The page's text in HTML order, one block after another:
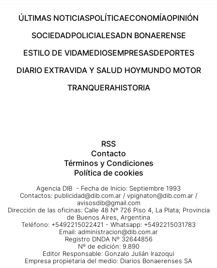
ÚLTIMAS NOTICIASPOLÍTICAECONOMÍAOPINIÓN
SOCIEDADPOLICIALESADN BONAERENSE
ESTILO DE VIDAMEDIOSEMPRESASDEPORTES
DIARIO EXTRAVIDA Y SALUD HOYMUNDO MOTOR
TRANQUERAHISTORIA
RSS
Contacto
Términos y Condiciones
Política de cookies
Agencia DIB - Fecha de Inicio: Septiembre 1993
Contactos: publicidad@dib.com.ar / vpignaton@dib.com.ar /
avisosdib@gmail.com
Dirección de las oficinas: Calle 48 Nº 726 Piso 4, La Plata; Provincia
de Buenos Aires, Argentina
Teléfono: +5492215022421 - Whatsapp: +5492215031783
Email: administracion@dib.com.ar
Registro DNDA Nº 32644856
Nº de edición: 9.890
Editor Responsable: Gonzalo Julián Irazoqui
Empresa propietaria del medio: Diarios Bonaerenses SA